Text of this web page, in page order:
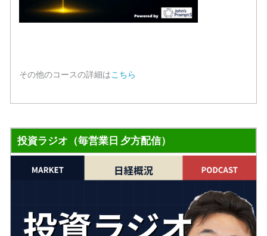
その他のコースの詳細はこちら
投資ラジオ（毎営業日 夕方配信）